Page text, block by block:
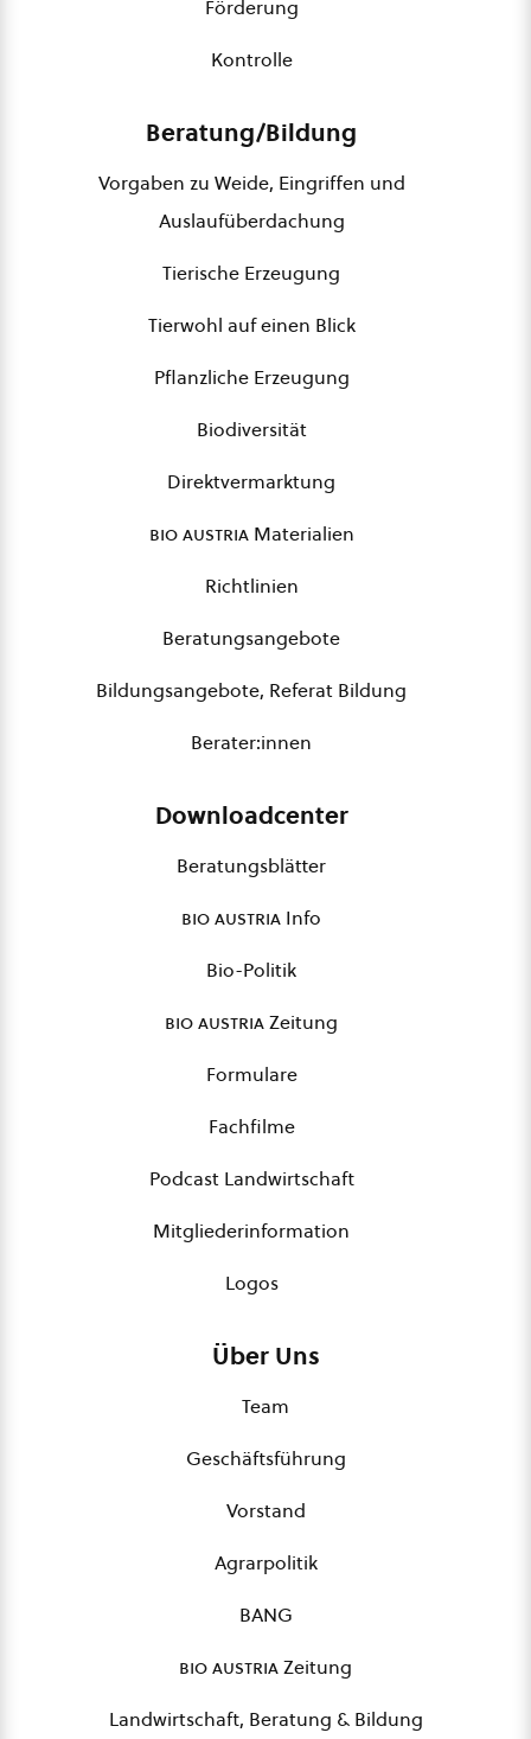
Förderung
Kontrolle
Beratung/Bildung
Vorgaben zu Weide, Eingriffen und
Auslaufüberdachung
Tierische Erzeugung
Tierwohl auf einen Blick
Pflanzliche Erzeugung
Biodiversität
Direktvermarktung
bio austriaMaterialien
Richtlinien
Beratungsangebote
Bildungsangebote, Referat Bildung
Berater:innen
Downloadcenter
Beratungsblätter
bio austria Info
Bio-Politik
bio austriaZeitung
Formulare
Fachfilme
Podcast Landwirtschaft
Mitgliederinformation
Logos
Über Uns
Team
Geschäftsführung
Vorstand
Agrarpolitik
BANG
bio austriaZeitung
Landwirtschaft, Beratung & Bildung